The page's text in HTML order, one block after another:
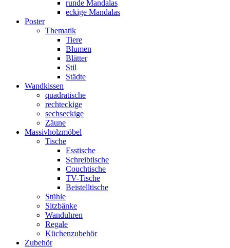
runde Mandalas
eckige Mandalas
Poster
Thematik
Tiere
Blumen
Blätter
Stil
Städte
Wandkissen
quadratische
rechteckige
sechseckige
Zäune
Massivholzmöbel
Tische
Esstische
Schreibtische
Couchtische
TV-Tische
Beistelltische
Stühle
Sitzbänke
Wanduhren
Regale
Küchenzubehör
Zubehör